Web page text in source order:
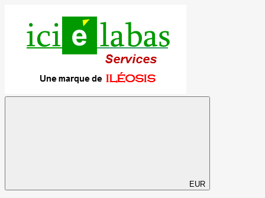
EUR